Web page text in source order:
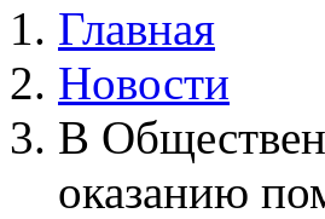
Главная
Новости
В
оказанию